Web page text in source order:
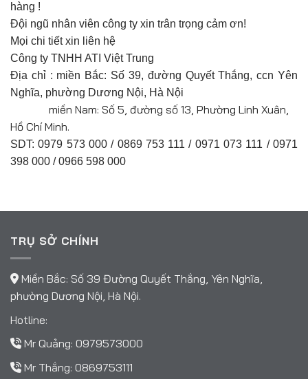
hàng !
Đội ngũ nhân viên công ty xin trân trọng cảm ơn!
Mọi chi tiết xin liên hệ
Công ty TNHH ATI Việt Trung
Địa chỉ : miền Bắc: Số 39, đường Quyết Thắng, ccn Yên
Nghĩa, phường Dương Nội, Hà Nội
miền Nam: Số 5, đường số 13, Phường Linh Xuân,
Hồ Chí Minh.
SDT: 0979 573 000 / 0869 753 111 / 0971 073 111 / 0971
398 000 / 0966 598 000
TRỤ SỞ CHÍNH
Miền Bắc: Số 39 Đường Quyết Thắng, Yên Nghĩa,
phường Dương Nội, Hà Nội.
Hotline:
Mr Quảng: 0979573000
Mr Thắng: 0869753111